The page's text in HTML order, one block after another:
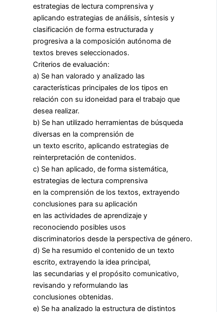
estrategias de lectura comprensiva y
aplicando estrategias de análisis, síntesis y
clasificación de forma estructurada y
progresiva a la composición autónoma de
textos breves seleccionados.
Criterios de evaluación:
a) Se han valorado y analizado las
características principales de los tipos en
relación con su idoneidad para el trabajo que
desea realizar.
b) Se han utilizado herramientas de búsqueda
diversas en la comprensión de
un texto escrito, aplicando estrategias de
reinterpretación de contenidos.
c) Se han aplicado, de forma sistemática,
estrategias de lectura comprensiva
en la comprensión de los textos, extrayendo
conclusiones para su aplicación
en las actividades de aprendizaje y
reconociendo posibles usos
discriminatorios desde la perspectiva de género.
d) Se ha resumido el contenido de un texto
escrito, extrayendo la idea principal,
las secundarias y el propósito comunicativo,
revisando y reformulando las
conclusiones obtenidas.
e) Se ha analizado la estructura de distintos